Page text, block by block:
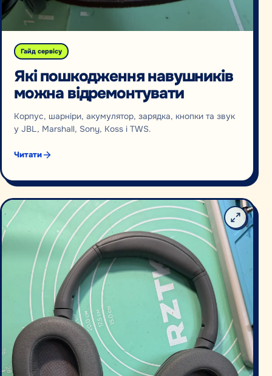
Гайд сервісу
Які пошкодження навушників
можна відремонтувати
Корпус, шарніри, акумулятор, зарядка, кнопки та звук
у JBL, Marshall, Sony, Koss і TWS.
Читати